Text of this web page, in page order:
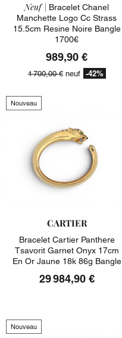
Neuf | Bracelet Chanel
Manchette Logo Cc Strass
15.5cm Resine Noire Bangle
1700€
989,90 €
1 700,00 €neuf -42%
Nouveau
CARTIER
Bracelet Cartier Panthere
Tsavorit Garnet Onyx 17cm
En Or Jaune 18k 86g Bangle
29 984,90 €
Nouveau